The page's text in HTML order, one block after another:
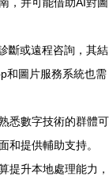
斷或遠程咨詢，其結
和圖片服務系統也需
悉數字技術的群體可
和提供輔助支持。
提升本地處理能力，